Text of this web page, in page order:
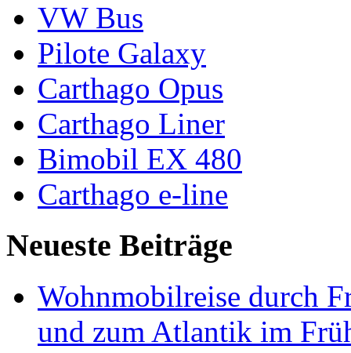
VW Bus
Pilote Galaxy
Carthago Opus
Carthago Liner
Bimobil EX 480
Carthago e-line
Neueste Beiträge
Wohnmobilreise durch
und zum Atlantik im